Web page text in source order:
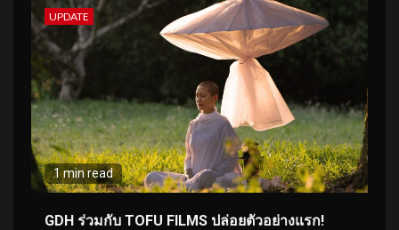
UPDATE
1 min read
GDH ร่วมกับ TOFU FILMS ปล่อยตัวอย่างแรก!